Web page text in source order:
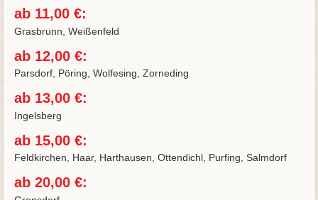
ab 11,00 €:
Grasbrunn, Weißenfeld
ab 12,00 €:
Parsdorf, Pöring, Wolfesing, Zorneding
ab 13,00 €:
Ingelsberg
ab 15,00 €:
Feldkirchen, Haar, Harthausen, Ottendichl, Purfing, Salmdorf
ab 20,00 €: